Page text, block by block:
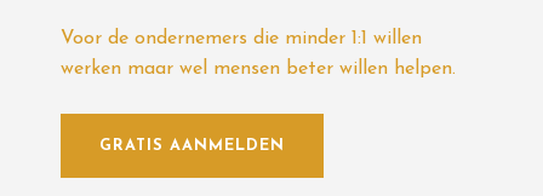
Voor de ondernemers die minder 1:1 willen
werken maar wel mensen beter willen helpen.
GRATIS AANMELDEN